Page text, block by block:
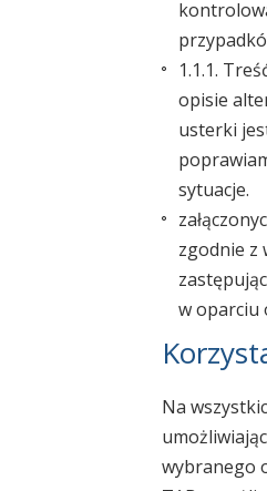
1.1.1.
opisie
usterki
sytuacje.
zgodnie z
w oparciu
Na
wybranego